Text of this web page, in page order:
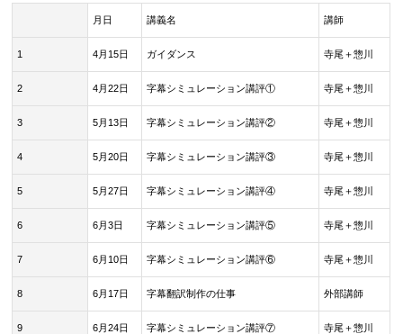
月日 講義名 講師
1 4月15日 ガイダンス 寺尾＋惣川
2 4月22日 字幕シミュレーション講評① 寺尾＋惣川
3 5月13日 字幕シミュレーション講評② 寺尾＋惣川
4 5月20日 字幕シミュレーション講評③ 寺尾＋惣川
5 5月27日 字幕シミュレーション講評④ 寺尾＋惣川
6 6月3日 字幕シミュレーション講評⑤ 寺尾＋惣川
7 6月10日 字幕シミュレーション講評⑥ 寺尾＋惣川
8 6月17日 字幕翻訳制作の仕事 外部講師
9 6月24日 字幕シミュレーション講評⑦ 寺尾＋惣川